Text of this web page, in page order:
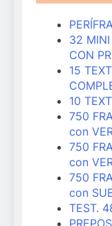
32 MINI
CON
15
10
750
con
750
con
750
con
TEST.